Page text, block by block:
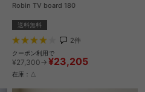
Robin TV board 180
送料無料
2件
クーポン利用で
¥27,300→ ¥23,205
在庫：△